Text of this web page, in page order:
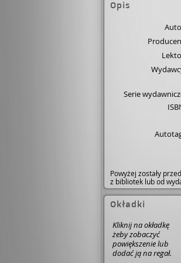
Opis
Serie
Powyżej zostały
z bibliotek lub od
Okładki
Kliknij na okładkę
żeby zobaczyć
powiększenie lub
dodać ją na regał.